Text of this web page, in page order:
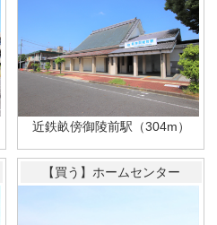
近鉄畝傍御陵前駅（304m）
【買う】ホームセンター